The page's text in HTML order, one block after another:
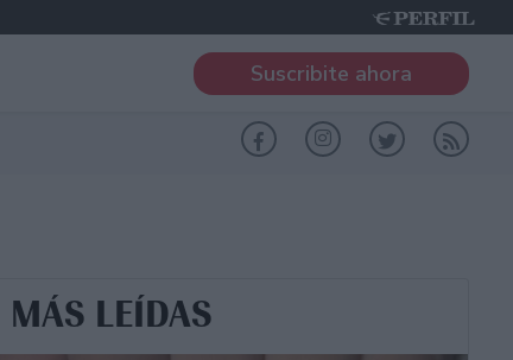
Suscribite ahora
MÁS LEÍDAS